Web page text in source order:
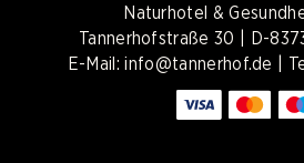
Naturhotel &
Tannerhofstraße 30 | D-
E-Mail:info@tannerhof.de |